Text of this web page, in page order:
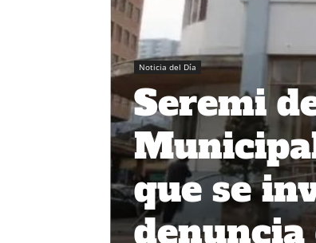
Noticia del Día
Seremi
que se
denuncia